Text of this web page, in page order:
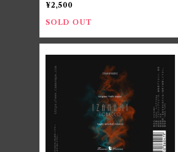
¥2,500
SOLD OUT